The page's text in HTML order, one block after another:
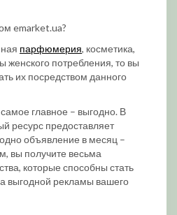
emarket.ua?
парфюмерия, косметика,
женского потребления, то вы
их посредством данного
главное – выгодно. В
ресурс предоставляет
объявление в месяц –
вы получите весьма
которые способны стать
выгодной рекламы вашего